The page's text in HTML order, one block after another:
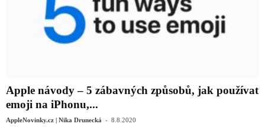
Apple návody – 5 zábavných způsobů, jak používat
emoji na iPhonu,...
AppleNovinky.cz | Nika Drunecká - 8.8.2020